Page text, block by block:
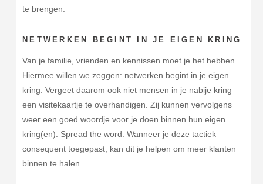
te brengen.
NETWERKEN BEGINT IN JE EIGEN KRING
Van je familie, vrienden en kennissen moet je het hebben.
Hiermee willen we zeggen: netwerken begint in je eigen
kring. Vergeet daarom ook niet mensen in je nabije kring
een visitekaartje te overhandigen. Zij kunnen vervolgens
weer een goed woordje voor je doen binnen hun eigen
kring(en). Spread the word. Wanneer je deze tactiek
consequent toegepast, kan dit je helpen om meer klanten
binnen te halen.